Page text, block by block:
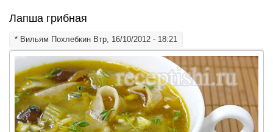
Лапша грибная
* Вильям Похлебкин Втр, 16/10/2012 - 18:21